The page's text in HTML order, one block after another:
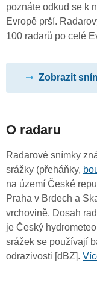
poznáte odkud se k
Evropě prší.
100 radarů po celé
Zobrazit
O radaru
Radarové snímky
srážky (přeháňky,
na území České
Praha v Brdech a
vrchovině. Dosah
je Český
srážek se používají
odrazivosti [dBZ].